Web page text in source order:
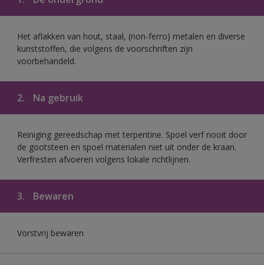
Het aflakken van hout, staal, (non-ferro) metalen en diverse
kunststoffen, die volgens de voorschriften zijn
voorbehandeld.
2. Na gebruik
Reiniging gereedschap met terpentine. Spoel verf nooit door
de gootsteen en spoel materialen niet uit onder de kraan.
Verfresten afvoeren volgens lokale richtlijnen.
3. Bewaren
Vorstvrij bewaren